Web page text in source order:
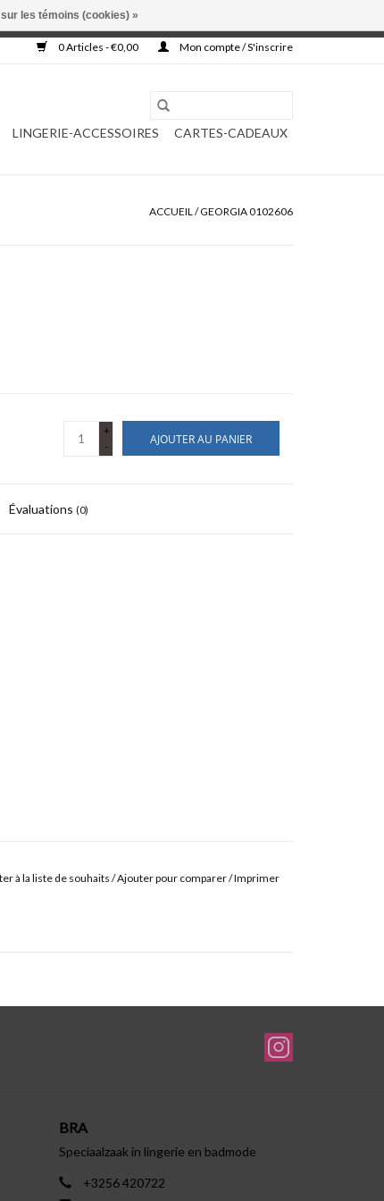
0 Articles - €0,00 Mon compte / S'inscrire
LINGERIE-ACCESSOIRES CARTES-CADEAUX
ACCUEIL/GEORGIA 0102606
+
-
AJOUTER AU PANIER
Évaluations (0)
à la liste de souhaits /Ajouter pour comparer/Imprimer
BRA
Speciaalzaak in lingerie en badmode
+3256 420722
les témoins (cookies) »
complétée.